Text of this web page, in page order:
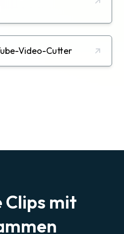
Video-Cutter
Clips mit